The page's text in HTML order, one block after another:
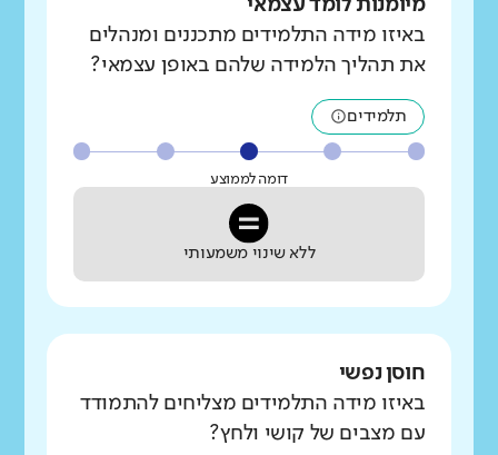
מיומנות לומד עצמאי
באיזו מידה התלמידים מתכננים ומנהלים
את תהליך הלמידה שלהם באופן עצמאי?
תלמידים
דומה לממוצע
ללא שינוי משמעותי
חוסן נפשי
באיזו מידה התלמידים מצליחים להתמודד
עם מצבים של קושי ולחץ?